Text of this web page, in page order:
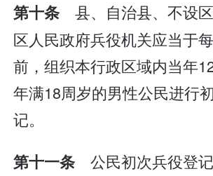
第十条县、自治县、不设
区人民政府兵役机关应当于
前，组织本行政区域内当年
年满18周岁的男性公民进行
记。
第十一条公民初次兵役登